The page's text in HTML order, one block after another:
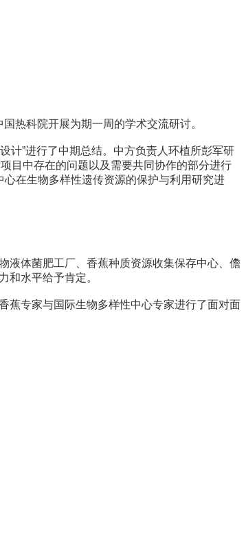
热科院开展为期一周的学术交流研讨。
”进行了中期总结。中方负责人环植所彭军研
目中存在的问题以及需要共同协作的部分进行
在生物多样性遗传资源的保护与利用研究进
体菌肥工厂、香蕉种质资源收集保存中心、儋
和水平给予肯定。
专家与国际生物多样性中心专家进行了面对面